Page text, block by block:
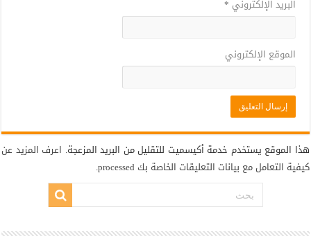
البريد الإلكتروني *
الموقع الإلكتروني
هذا الموقع يستخدم خدمة أكيسميت للتقليل من البريد المزعجة. اعرف المزيد عن
كيفية التعامل مع بيانات التعليقات الخاصة بك processed
.